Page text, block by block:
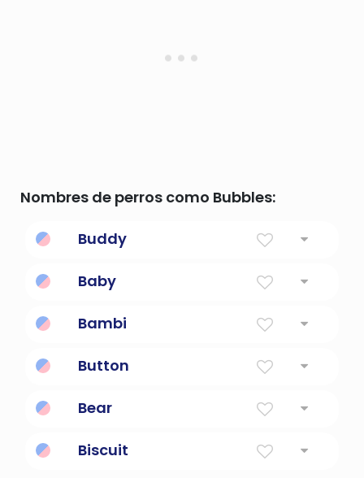
Nombres de perros como Bubbles:
Buddy
Baby
Bambi
Button
parte de un mecanismo
Bear
Biscuit